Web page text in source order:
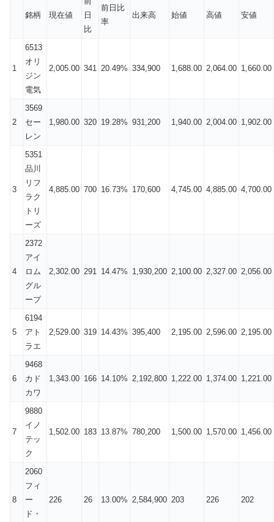
銘柄 現在値
日
比
前日比
率
出来高 始値 高値 安値
1
6513
オリ
ジン
電気
2,005.00 341 20.49% 334,900 1,688.00 2,064.00 1,660.00
2
3569
セー
レン
1,980.00 320 19.28% 931,200 1,940.00 2,004.00 1,902.00
3
5351
品川
リフ
ラク
トリ
ーズ
4,885.00 700 16.73% 170,600 4,745.00 4,885.00 4,700.00
4
2372
アイ
ロム
グル
ープ
2,302.00 291 14.47% 1,930,200 2,100.00 2,327.00 2,056.00
5
6194
アト
ラエ
2,529.00 319 14.43% 395,400 2,195.00 2,596.00 2,195.00
6
9468
カド
カワ
1,343.00 166 14.10% 2,192,800 1,222.00 1,374.00 1,221.00
7
9880
イノ
テッ
ク
1,502.00 183 13.87% 780,200 1,500.00 1,570.00 1,456.00
8
2060
フィ
ー
ド・
226 26 13.00% 2,584,900 203 226 202